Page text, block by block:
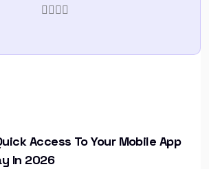
Access To Your Mobile App
In 2026